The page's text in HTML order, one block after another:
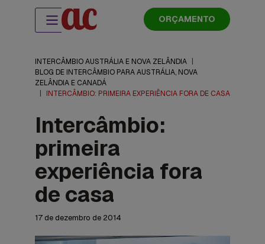
ORÇAMENTO
INTERCÂMBIO AUSTRÁLIA E NOVA ZELÂNDIA
BLOG DE INTERCÂMBIO PARA AUSTRÁLIA, NOVA
ZELÂNDIA E CANADÁ
INTERCÂMBIO: PRIMEIRA EXPERIÊNCIA FORA DE CASA
Intercâmbio:
primeira
experiência fora
de casa
17 de dezembro de 2014